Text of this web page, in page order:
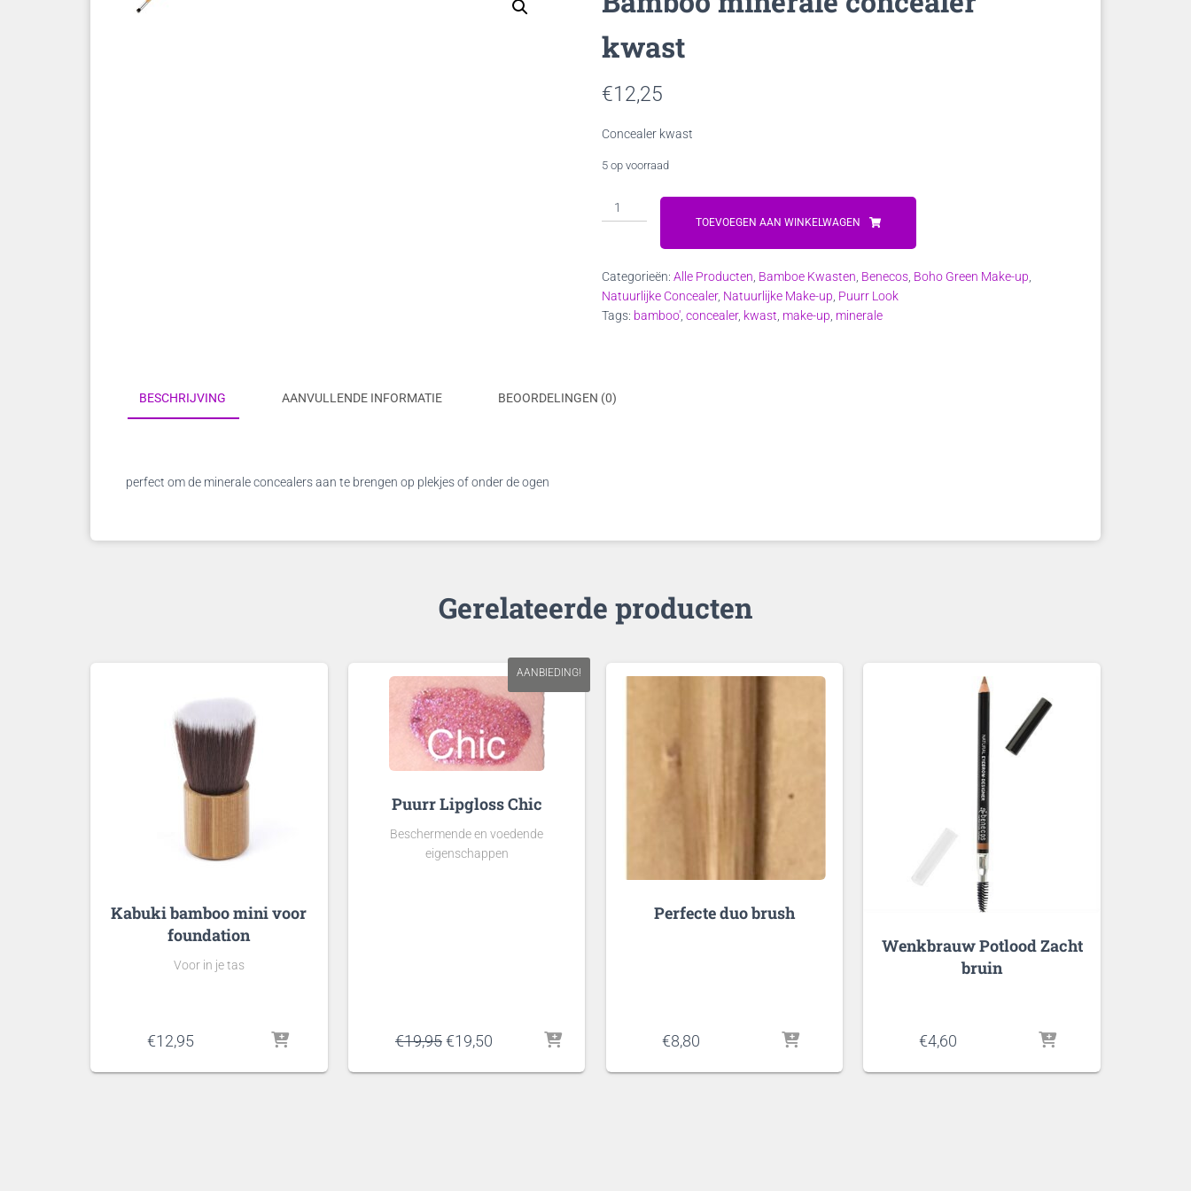
kwast
€12,25
Concealer kwast
5 op voorraad
Bamboo
minerale
aantal
TOEVOEGEN AAN WINKELWAGEN
Categorieën: Alle Producten Bamboe Kwasten Benecos Boho Green Make-up
Natuurlijke Concealer, Natuurlijke Make-up Puurr Look
Tags: bamboo' concealer, kwast make-up minerale
BESCHRIJVING AANVULLENDE INFORMATIE BEOORDELINGEN (0)
perfect om de minerale concealers aan te brengen op plekjes of onder de ogen
Gerelateerde producten
Kabuki bamboo mini voor
foundation
Voor in je tas
€12,95
AANBIEDING!
Puurr Lipgloss Chic
Beschermende en voedende
eigenschappen
€19,95Oorspronkelijke
was:
€19,50Huidige
is:
Perfecte duo brush
€8,80
Wenkbrauw Potlood Zacht
bruin
€4,60